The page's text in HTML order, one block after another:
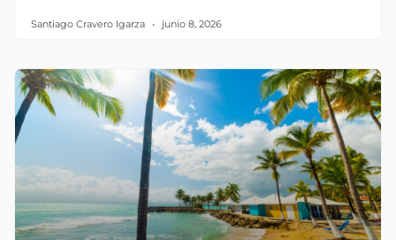
Santiago Cravero Igarza junio 8, 2026